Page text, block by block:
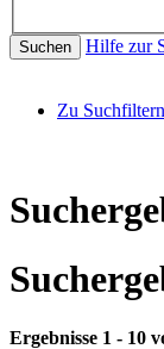
Suchen Hilfe zur
Zu
Ergebnisse 1 - 10